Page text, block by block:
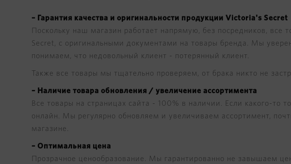
– Гарантия качества и оригинальности продукции Victoria's Secret
Поскольку наш магазин работает напрямую, без посредников,
Secret, с оригинальными документами на товары бренда. Мы
понимаем, что недовольный клиент - потерянный клиент.
Также все товары мы тщательно проверяем, от брака никто не
– Наличие товара обновления / увеличение ассортимента
Все товары на страницах сайта - 100% в наличии. Если какого-то
онлайн. Мы регулярно обновляем и увеличиваем ассортимент,
магазине.
– Оптимальная цена
Прозрачное ценообразование. Мы гарантированно не завышаем